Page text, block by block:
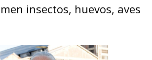
insectos, huevos, aves